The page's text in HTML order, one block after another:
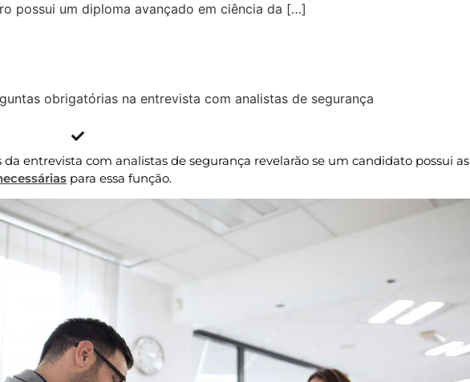
possui um diploma avançado em ciência da […]
obrigatórias na entrevista com analistas de segurança
entrevista com analistas de segurança revelarão se um candidato possui as
para essa função.